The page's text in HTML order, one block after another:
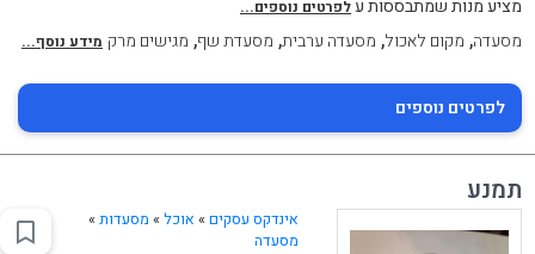
מציע מנות שמתבססות עלפרטים נוספים...
מסעדה, מקום לאכול, מסעדה ערבית, מסעדת שף, מגישים מרק מידע נוסף...
לפרטים נוספים
תמנע
אינדקס עסקים » אוכל» מסעדות»
מסעדה